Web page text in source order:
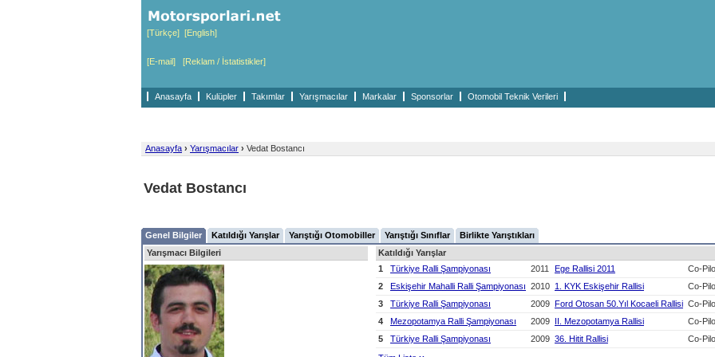
[Türkçe] [English]
[E-mail] [Reklam / İstatistikler]
Anasayfa Kulüpler Takımlar Yarışmacılar Markalar Sponsorlar Otomobil Teknik Verileri
Anasayfa › Yarışmacılar › Vedat Bostancı
Vedat Bostancı
Genel Bilgiler Katıldığı Yarışlar Yarıştığı Otomobiller Yarıştığı Sınıflar
Birlikte Yarıştıkları
Yarışmacı Bilgileri
Katıldığı Yarışlar
1
Türkiye Ralli Şampiyonası 2011 Ege Rallisi 2011
Co-
2
Eskişehir Mahalli Ralli Şampiyonası 2010 1. KYK Eskişehir Rallisi
Co-
3
Türkiye Ralli Şampiyonası 2009 Ford Otosan 50.Yıl Kocaeli Rallisi Co-
4
Mezopotamya Ralli Şampiyonası 2009 II. Mezopotamya Rallisi
Co-
5
Türkiye Ralli Şampiyonası 2009 36. Hitit Rallisi
Co-